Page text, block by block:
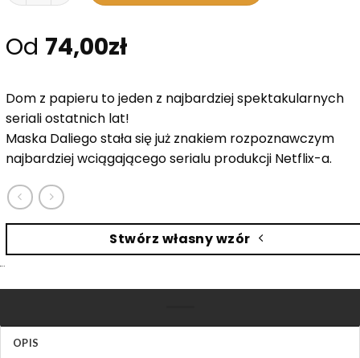
Od 74,00zł
Dom z papieru to jeden z najbardziej spektakularnych
seriali ostatnich lat!
Maska Daliego stała się już znakiem rozpoznawczym
najbardziej wciągającego serialu produkcji Netflix-a.
Stwórz własny wzór
OPIS